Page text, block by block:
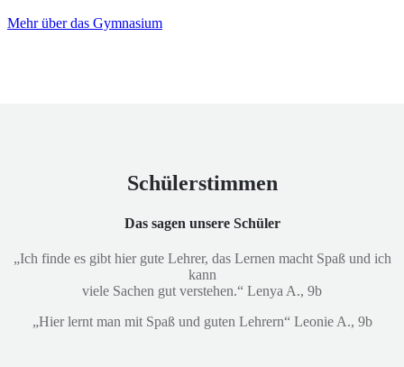
Mehr über das Gymnasium
Schülerstimmen
Das sagen unsere Schüler
„Ich finde es gibt hier gute Lehrer, das Lernen macht Spaß und ich
kann
viele Sachen gut verstehen.“ Lenya A., 9b
„Hier lernt man mit Spaß und guten Lehrern“ Leonie A., 9b